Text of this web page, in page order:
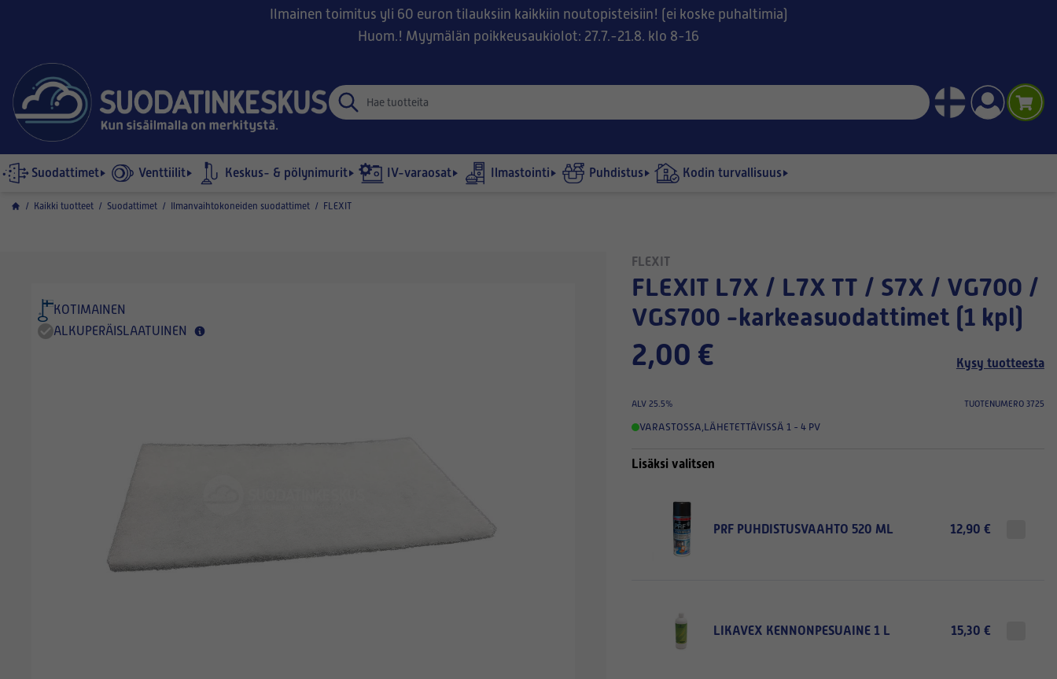
Ilmainen toimitus yli 60 euron tilauksiin kaikkiin noutopisteisiin! (ei koske puhaltimia)
Huom.! Myymälän poikkeusaukiolot: 27.7.-21.8. klo 8-16
Suodattimet Venttiilit Keskus- & pölynimurit IV-varaosat Ilmastointi Puhdistus Kodin turvallisuus
/ Kaikki tuotteet / Suodattimet / Ilmanvaihtokoneiden suodattimet / FLEXIT
KOTIMAINEN
ALKUPERÄISLAATUINEN
FLEXIT
FLEXIT L7X / L7X TT / S7X / VG700 /
VGS700 -karkeasuodattimet (1 kpl)
2,00 € Kysy tuotteesta
ALV 25.5% TUOTENUMERO 3725
VARASTOSSA,LÄHETETTÄVISSÄ 1 - 4 PV
Lisäksi valitsen
PRF PUHDISTUSVAAHTO 520 ML 12,90 €
LIKAVEX KENNONPESUAINE 1 L 15,30 €